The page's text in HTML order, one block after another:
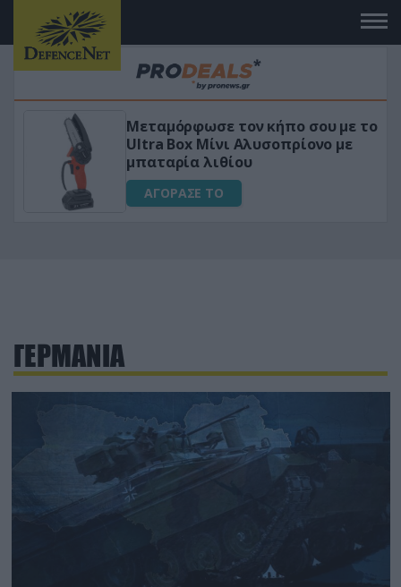
Μεταμόρφωσε τον κήπο σου με το
Ultra Box Μίνι Αλυσοπρίονο με
μπαταρία λιθίου
ΑΓΟΡΑΣΕ ΤΟ
ΓΕΡΜΑΝΙΑ